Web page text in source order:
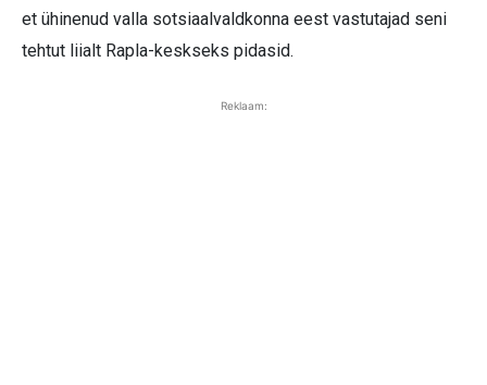
et ühinenud valla sotsiaalvaldkonna eest vastutajad seni
tehtut liialt Rap­la-keskseks pidasid.
Reklaam: